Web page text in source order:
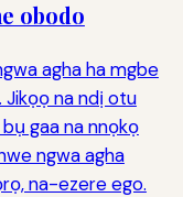
obodo
agha ha mgbe
na ndị otu
gaa na nnọkọ
ngwa agha
na-ezere ego.